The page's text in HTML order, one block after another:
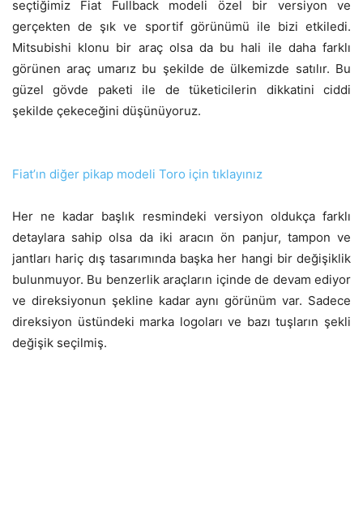
seçtiğimiz Fiat Fullback modeli özel bir versiyon ve
gerçekten de şık ve sportif görünümü ile bizi etkiledi.
Mitsubishi klonu bir araç olsa da bu hali ile daha farklı
görünen araç umarız bu şekilde de ülkemizde satılır. Bu
güzel gövde paketi ile de tüketicilerin dikkatini ciddi
şekilde çekeceğini düşünüyoruz.
Fiat’ın diğer pikap modeli Toro için tıklayınız
Her ne kadar başlık resmindeki versiyon oldukça farklı
detaylara sahip olsa da iki aracın ön panjur, tampon ve
jantları hariç dış tasarımında başka her hangi bir değişiklik
bulunmuyor. Bu benzerlik araçların içinde de devam ediyor
ve direksiyonun şekline kadar aynı görünüm var. Sadece
direksiyon üstündeki marka logoları ve bazı tuşların şekli
değişik seçilmiş.